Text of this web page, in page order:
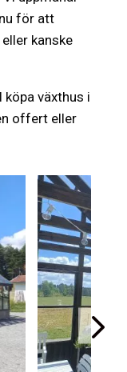
för att
kanske
växthus i
offert eller